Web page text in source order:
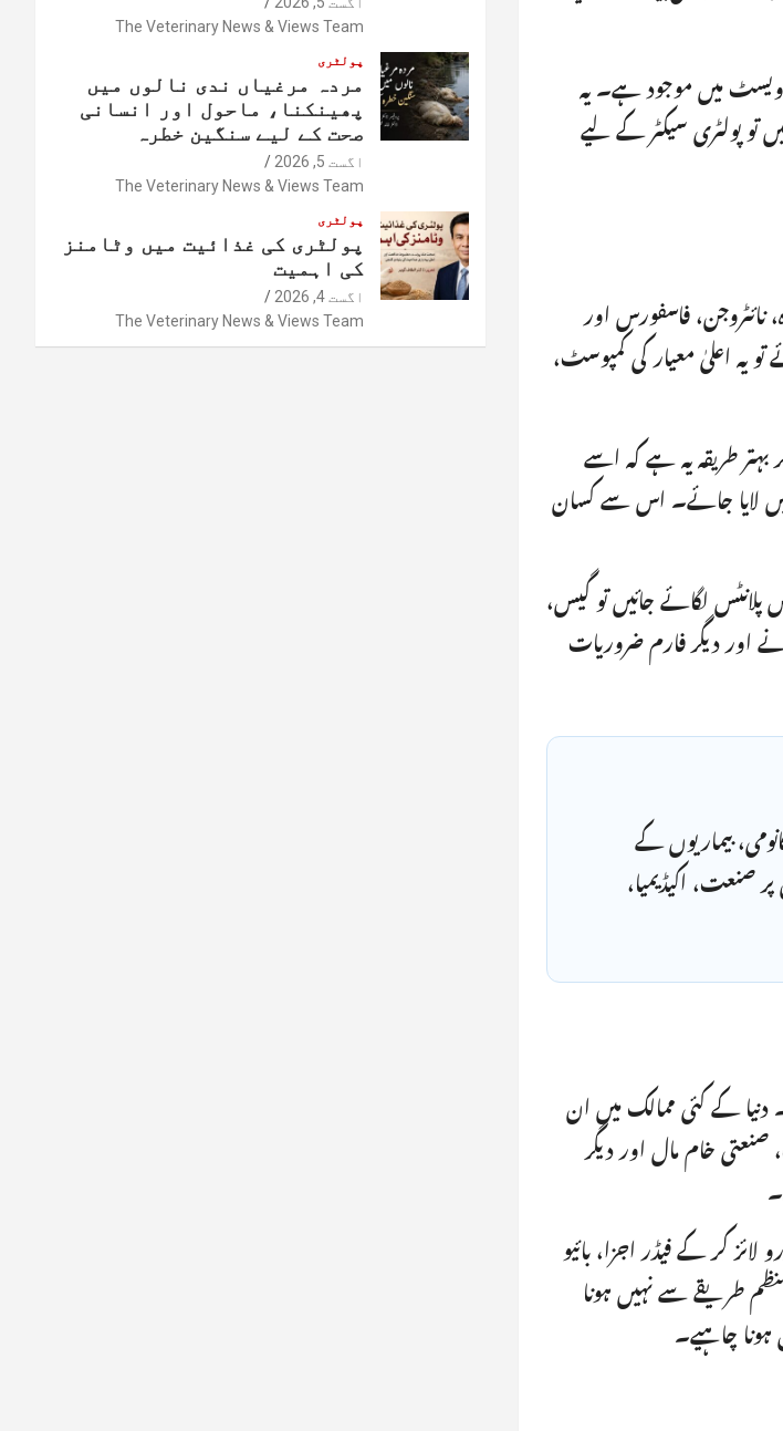
ویسٹ میں موجود ہے۔ یہ
پولٹری سیکٹر کے لیے
فاسفورس اور
یہ اعلیٰ معیار کی کمپوسٹ،
طریقہ یہ ہے کہ اسے
میں لایا جائے۔ اس سے کسان
پلانٹس لگائے جائیں تو گیس،
اور دیگر فارم ضروریات
بیماریوں کے
صنعت، اکیڈیمیا،
دنیا کے کئی ممالک میں ان
خام مال اور دیگر
کر کے فیڈر اجزا، بائیو
طریقے سے نہیں ہونا
ہونا چاہیے۔
The Veterinary News & Views Team
پولٹری
مردہ مرغیاں ندی نالوں میں
پھینکنا، ماحول اور انسانی
صحت کے لیے سنگین خطرہ
اگست 5, 2026
The Veterinary News & Views Team
پولٹری
پولٹری کی غذائیت میں وٹامنز
کی اہمیت
اگست 4, 2026
The Veterinary News & Views Team